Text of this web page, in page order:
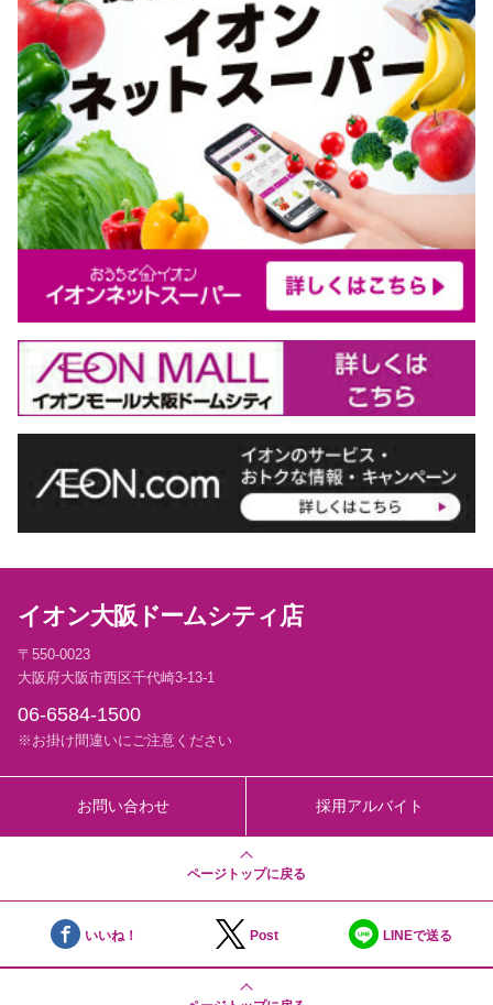
イオン大阪ドームシティ店
〒550-0023
大阪府大阪市西区千代崎3-13-1
06-6584-1500
※お掛け間違いにご注意ください
お問い合わせ 採用アルバイト
ページトップに戻る
いいね！ Post LINEで送る